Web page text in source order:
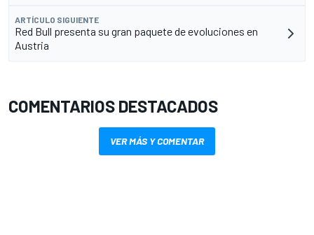
ARTÍCULO SIGUIENTE
Red Bull presenta su gran paquete de evoluciones en
Austria
COMENTARIOS DESTACADOS
VER MÁS Y COMENTAR